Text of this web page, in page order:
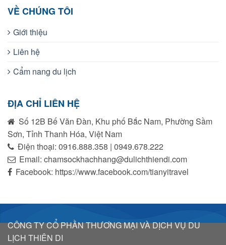
VỀ CHÚNG TÔI
Giới thiệu
Liên hệ
Cẩm nang du lịch
ĐỊA CHỈ LIÊN HỆ
Số 12B Bế Văn Đàn, Khu phố Bắc Nam, Phường Sầm
Sơn, Tỉnh Thanh Hóa, Việt Nam
Điện thoại: 0916.888.358 | 0949.678.222
Email: chamsockhachhang@dulichthiendi.com
Facebook: https://www.facebook.com/tianyitravel
CÔNG TY CỔ PHẦN THƯƠNG MẠI VÀ DỊCH VỤ DU
LỊCH THIÊN DI